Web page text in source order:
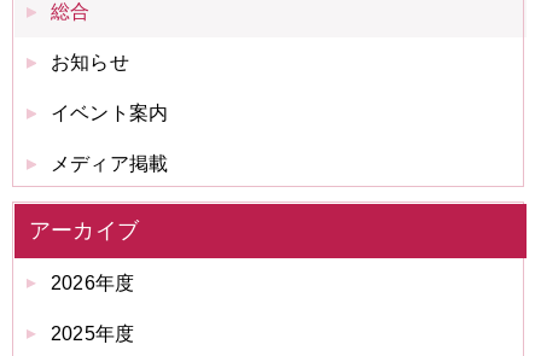
総合
お知らせ
イベント案内
メディア掲載
アーカイブ
2026年度
2025年度